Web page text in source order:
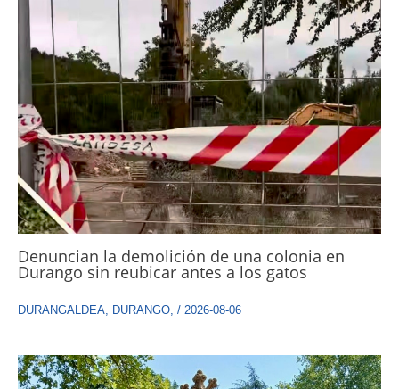
Denuncian la demolición de una colonia en
Durango sin reubicar antes a los gatos
DURANGALDEA DURANGO / 2026-08-06